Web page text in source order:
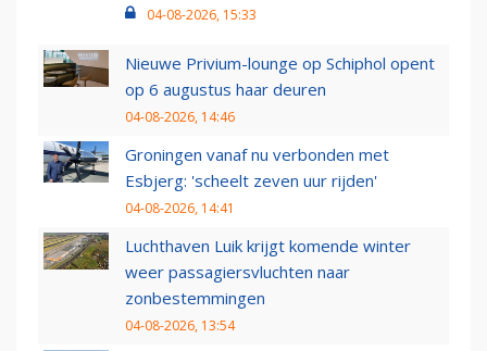
04-08-2026, 15:33
Nieuwe Privium-lounge op Schiphol opent
op 6 augustus haar deuren
04-08-2026, 14:46
Groningen vanaf nu verbonden met
Esbjerg: 'scheelt zeven uur rijden'
04-08-2026, 14:41
Luchthaven Luik krijgt komende winter
weer passagiersvluchten naar
zonbestemmingen
04-08-2026, 13:54